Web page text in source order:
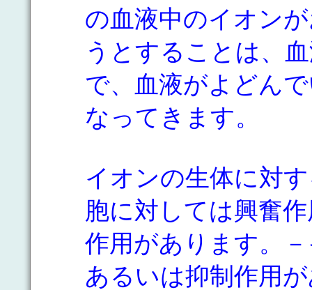
の血液中のイオン
うとすることは、
で、血液がよどん
なってきます。
イオンの生体に対
胞に対しては興奮
作用があります。
あるいは抑制作用